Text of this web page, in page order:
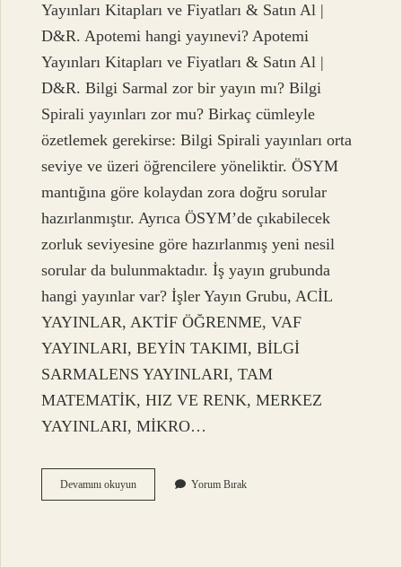
Yayınları Kitapları ve Fiyatları & Satın Al |
D&R. Apotemi hangi yayınevi? Apotemi
Yayınları Kitapları ve Fiyatları & Satın Al |
D&R. Bilgi Sarmal zor bir yayın mı? Bilgi
Spirali yayınları zor mu? Birkaç cümleyle
özetlemek gerekirse: Bilgi Spirali yayınları orta
seviye ve üzeri öğrencilere yöneliktir. ÖSYM
mantığına göre kolaydan zora doğru sorular
hazırlanmıştır. Ayrıca ÖSYM’de çıkabilecek
zorluk seviyesine göre hazırlanmış yeni nesil
sorular da bulunmaktadır. İş yayın grubunda
hangi yayınlar var? İşler Yayın Grubu, ACİL
YAYINLAR, AKTİF ÖĞRENME, VAF
YAYINLARI, BEYİN TAKIMI, BİLGİ
SARMALENS YAYINLARI, TAM
MATEMATİK, HIZ VE RENK, MERKEZ
YAYINLARI, MİKRO…
Devamını okuyunÇap
Hangi
Yorum Bırak